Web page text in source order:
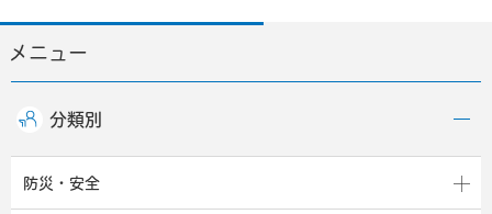
メニュー
分類別
防災・安全